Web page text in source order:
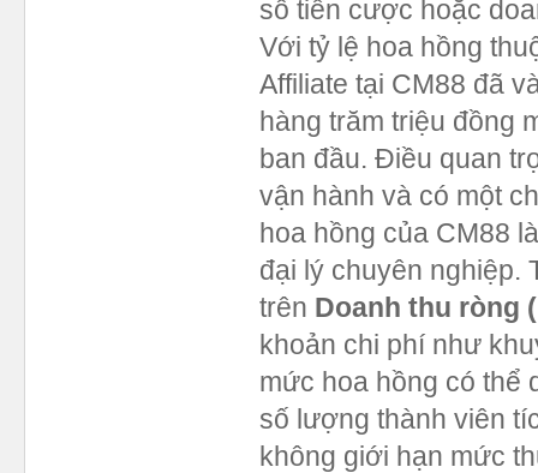
số tiền cược hoặc
Với tỷ lệ hoa hồng
Affiliate tại CM88 đã
hàng trăm triệu đồng
ban đầu. Điều quan
vận hành và có một
hoa hồng của CM88
đại lý chuyên nghiệp.
trên Doanh thu ròng
khoản chi phí như
mức hoa hồng có thể
số lượng thành viên
không giới hạn mức